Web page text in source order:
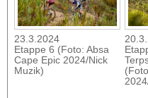
23.3.2024
Etappe 6 (Foto: Absa
Cape Epic 2024/Nick
Muzik)